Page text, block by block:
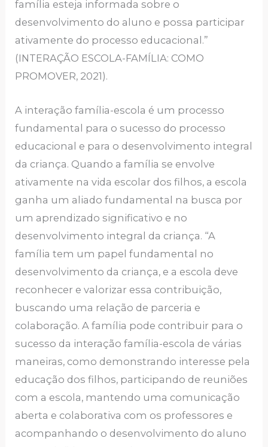
família esteja informada sobre o
desenvolvimento do aluno e possa participar
ativamente do processo educacional.”
(INTERAÇÃO ESCOLA-FAMÍLIA: COMO
PROMOVER, 2021).
A interação família-escola é um processo
fundamental para o sucesso do processo
educacional e para o desenvolvimento integral
da criança. Quando a família se envolve
ativamente na vida escolar dos filhos, a escola
ganha um aliado fundamental na busca por
um aprendizado significativo e no
desenvolvimento integral da criança. “A
família tem um papel fundamental no
desenvolvimento da criança, e a escola deve
reconhecer e valorizar essa contribuição,
buscando uma relação de parceria e
colaboração. A família pode contribuir para o
sucesso da interação família-escola de várias
maneiras, como demonstrando interesse pela
educação dos filhos, participando de reuniões
com a escola, mantendo uma comunicação
aberta e colaborativa com os professores e
acompanhando o desenvolvimento do aluno